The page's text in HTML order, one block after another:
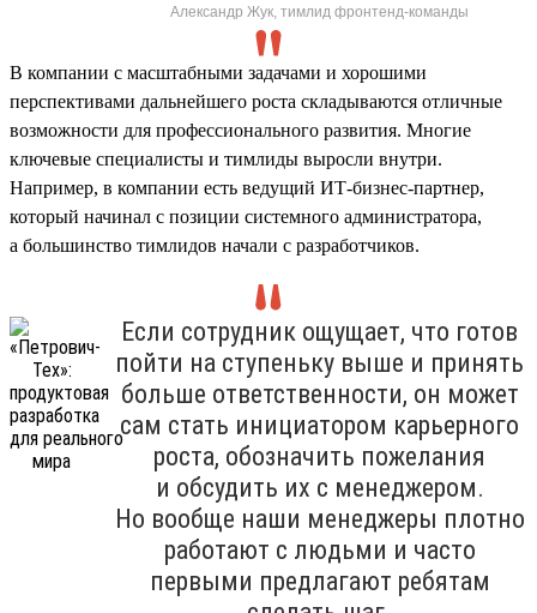
Александр Жук, тимлид фронтенд-команды
В компании с масштабными задачами и хорошими
перспективами дальнейшего роста складываются отличные
возможности для профессионального развития. Многие
ключевые специалисты и тимлиды выросли внутри.
Например, в компании есть ведущий ИТ-бизнес-партнер,
который начинал с позиции системного администратора,
а большинство тимлидов начали с разработчиков.
Если сотрудник ощущает, что готов
пойти на ступеньку выше и принять
больше ответственности, он может
сам стать инициатором карьерного
роста, обозначить пожелания
и обсудить их с менеджером.
Но вообще наши менеджеры плотно
работают с людьми и часто
первыми предлагают ребятам